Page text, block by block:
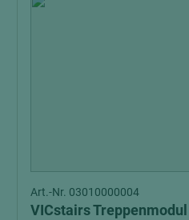
Art.-Nr. 03010000004
VICstairs